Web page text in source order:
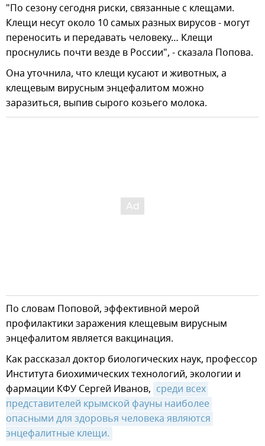
"По сезону сегодня риски, связанные с клещами.
Клещи несут около 10 самых разных вирусов - могут
переносить и передавать человеку… Клещи
проснулись почти везде в России", - сказала Попова.
Она уточнила, что клещи кусают и животных, а
клещевым вирусным энцефалитом можно
заразиться, выпив сырого козьего молока.
По словам Поповой, эффективной мерой
профилактики заражения клещевым вирусным
энцефалитом является вакцинация.
Как рассказал доктор биологических наук, профессор
Института биохимических технологий, экологии и
фармации КФУ Сергей Иванов, среди всех
представителей крымской фауны наиболее
опасными для здоровья человека являются
энцефалитные клещи.